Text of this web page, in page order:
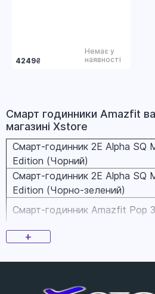
4249₴
Немає у
наявності
Смарт годинники Amazfit
магазині Xstore
Смарт-годинник 2E Alpha SQ
Edition (Чорний)
Смарт-годинник 2E Alpha SQ
Edition (Чорно-зелений)
Смарт-годинник Amazfit Pop
Смарт-годинник Amazfit Pop
Смарт-годинник Amazfit Bip
+